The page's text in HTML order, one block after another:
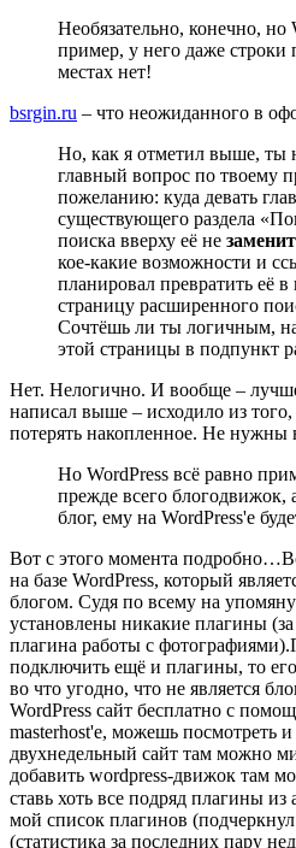
Необязательно, конечно, но
пример, у него даже
местах нет!
bsrgin.ru – что неожиданного в
Но, как я отметил выше, ты
главный вопрос по твоему
пожеланию: куда девать
существующего раздела
поиска вверху её не
кое-какие возможности и
планировал превратить её
страницу расширенного
Сочтёшь ли ты логичным,
этой страницы в подпункт
Нет. Нелогично. И вообще –
написал выше – исходило из
потерять накопленное. Не нужны
Но WordPress всё равно
прежде всего блогодвижок,
блог, ему на WordPress'е
Вот с этого момента подробно…
на базе WordPress, который
блогом. Судя по всему на
установлены никакие плагины
плагина работы с фотографиями).
подключить ещё и плагины, то
во что угодно, что не является
WordPress сайт бесплатно с
masterhost'е, можешь посмотреть и
двухнедельный сайт там можно
добавить wordpress-движок там
ставь хоть все подряд плагины
мой список плагинов
(статистика за последних пару